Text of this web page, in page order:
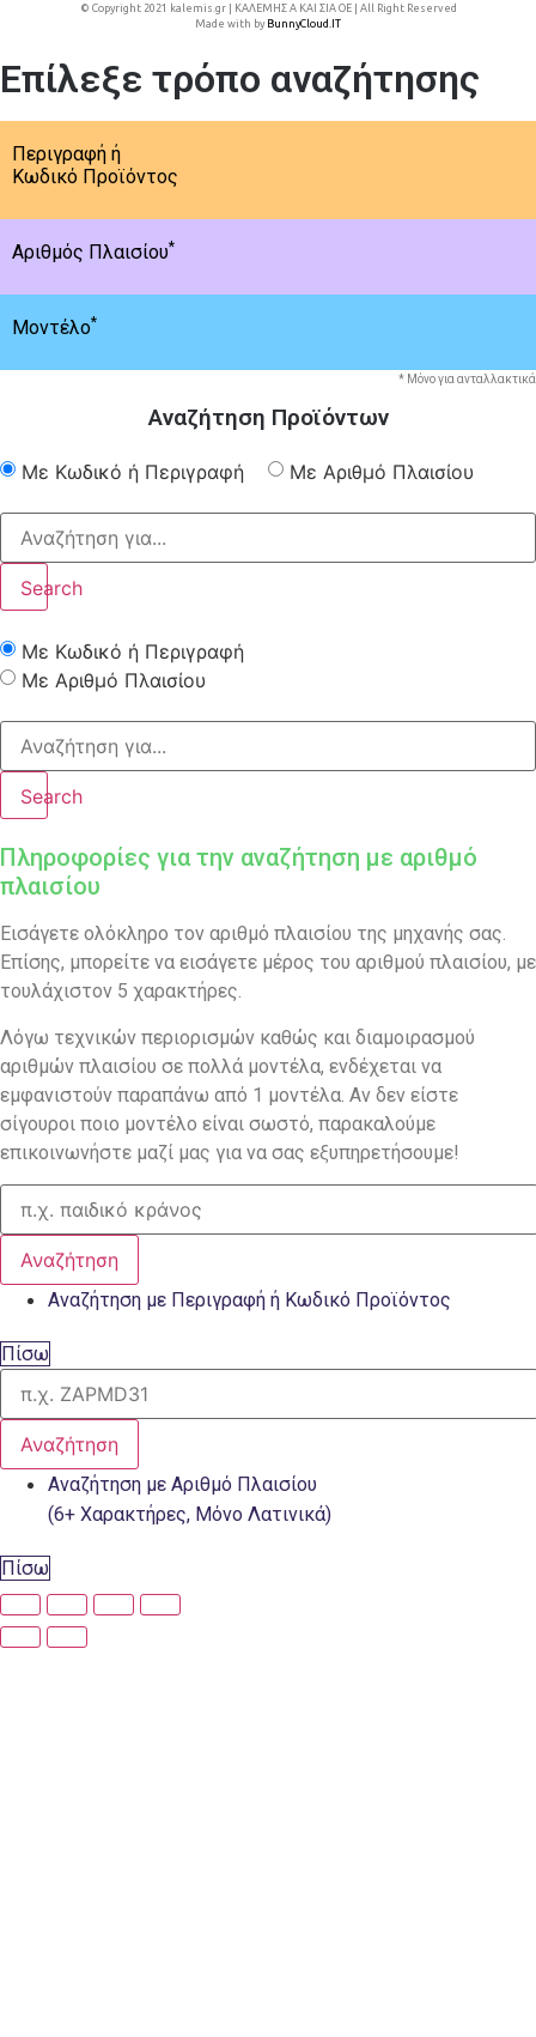
© Copyright 2021 kalemis.gr | ΚΑΛΕΜΗΣ Α ΚΑΙ ΣΙΑ ΟΕ | All Right Reserved
Made with by BunnyCloud.IT
Επίλεξε τρόπο αναζήτησης
Περιγραφή ή
Κωδικό Προϊόντος
Αριθμός Πλαισίου*
Μοντέλο*
* Μόνο για ανταλλακτικά
Αναζήτηση Προϊόντων
Με Κωδικό ή Περιγραφή Με Αριθμό Πλαισίου
Search
Με Κωδικό ή Περιγραφή
Με Αριθμό Πλαισίου
Search
Πληροφορίες για την αναζήτηση με αριθμό
πλαισίου
Εισάγετε ολόκληρο τον αριθμό πλαισίου της μηχανής σας.
Επίσης, μπορείτε να εισάγετε μέρος του αριθμού πλαισίου, με
τουλάχιστον 5 χαρακτήρες.
Λόγω τεχνικών περιορισμών καθώς και διαμοιρασμού
αριθμών πλαισίου σε πολλά μοντέλα, ενδέχεται να
εμφανιστούν παραπάνω από 1 μοντέλα. Αν δεν είστε
σίγουροι ποιο μοντέλο είναι σωστό, παρακαλούμε
επικοινωνήστε μαζί μας για να σας εξυπηρετήσουμε!
Αναζήτηση
Αναζήτηση με Περιγραφή ή Κωδικό Προϊόντος
Πίσω
Αναζήτηση
Αναζήτηση με Αριθμό Πλαισίου
(6+ Χαρακτήρες, Μόνο Λατινικά)
Πίσω